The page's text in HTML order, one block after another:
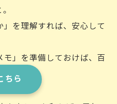
を理解すれば、安心して
」を準備しておけば、百
ちら